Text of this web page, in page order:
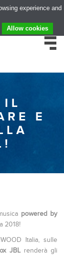
IL
E
powered by
2018!
Italia, sulle
JBLrenderà gli
experience and
Allow cookies